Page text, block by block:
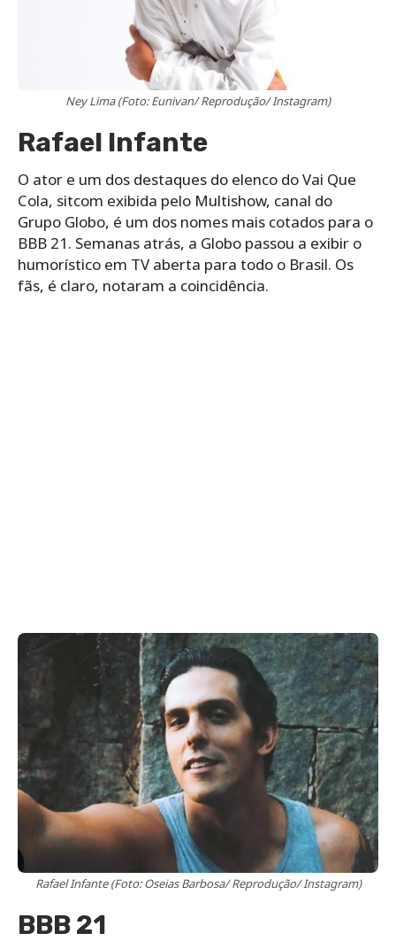
Ney Lima (Foto: Eunivan/ Reprodução/ Instagram)
Rafael Infante
O ator e um dos destaques do elenco do Vai Que
Cola, sitcom exibida pelo Multishow, canal do
Grupo Globo, é um dos nomes mais cotados para o
BBB 21. Semanas atrás, a Globo passou a exibir o
humorístico em TV aberta para todo o Brasil. Os
fãs, é claro, notaram a coincidência.
Rafael Infante (Foto: Oseias Barbosa/ Reprodução/ Instagram)
BBB 21